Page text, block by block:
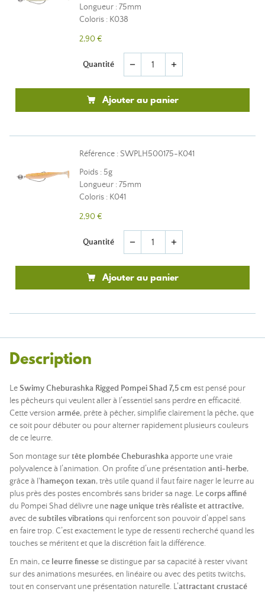
Longueur : 75mm
Coloris : K038
2,90 €
Quantité remove add
Ajouter au panier
Référence : SWPLH500175-K041
Poids : 5g
Longueur : 75mm
Coloris : K041
2,90 €
Quantité remove add
Ajouter au panier
Description
LeSwimy Cheburashka Rigged Pompei Shad 7,5 cm est pensé pour
les pêcheurs qui veulent aller à l’essentiel sans perdre en efficacité.
Cette version armée, prête à pêcher, simplifie clairement la pêche, que
ce soit pour débuter ou pour alterner rapidement plusieurs couleurs
de ce leurre.
Son montage surtête plombée Cheburashka apporte une vraie
polyvalence à l’animation. On profite d’une présentation anti-herbe,
grâce à l'hameçon texan, très utile quand il faut faire nager le leurre au
plus près des postes encombrés sans brider sa nage. Lecorps affiné
du Pompei Shad délivre une nage unique très réaliste et attractive,
avec desubtiles vibrationsqui renforcent son pouvoir d’appel sans
en faire trop. C’est exactement le type de ressenti recherché quand les
touches se méritent et que la discrétion fait la différence.
En main, ce leurre finessese distingue par sa capacité à rester vivant
sur des animations mesurées, en linéaire ou avec des petits twitchs,
tout en conservant une présentation naturelle. L’attractant crustacé